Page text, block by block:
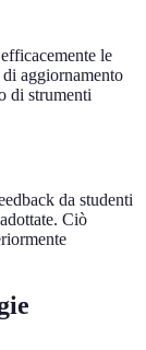
le
aggiornamento
di strumenti
da studenti
Ciò